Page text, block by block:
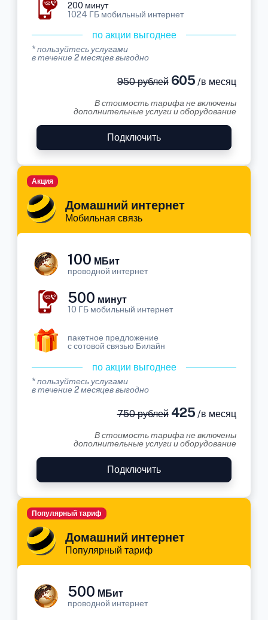
200 минут
1024 ГБ мобильный интернет
по акции выгоднее
* пользуйтесь услугами
в течение 2 месяцев выгодно
950 рублей605 /в месяц
В стоимость тарифа не включены
дополнительные услуги и оборудование
Подключить
Домашний интернет
Мобильная связь
Акция
100 МБит
проводной интернет
500 минут
10 ГБ мобильный интернет
пакетное предложение
с сотовой связью Билайн
по акции выгоднее
* пользуйтесь услугами
в течение 2 месяцев выгодно
750 рублей425 /в месяц
В стоимость тарифа не включены
дополнительные услуги и оборудование
Подключить
Домашний интернет
Популярный тариф
Популярный тариф
500 МБит
проводной интернет